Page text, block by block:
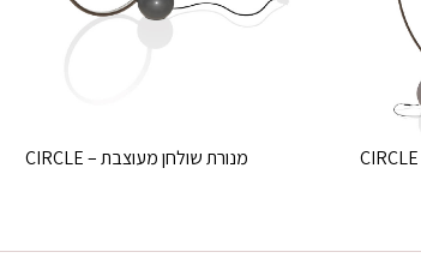
מנורת שולחן מעוצבת – CIRCLE